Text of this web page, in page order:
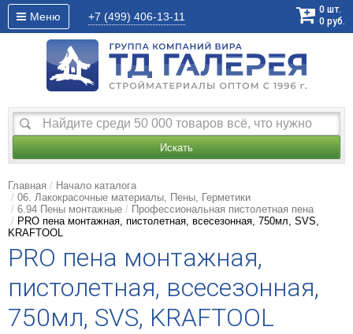
Меню +7 (499) 406-13-11
0 шт.
0 руб.
Искать
Главная
Начало каталога
06. Лакокрасочные материалы, Пены, Герметики
6.94 Пены монтажные
Профессиональная пистолетная пена
PRO пена монтажная, пистолетная, всесезонная, 750мл, SVS,
KRAFTOOL
PRO пена монтажная,
пистолетная, всесезонная,
750мл, SVS, KRAFTOOL